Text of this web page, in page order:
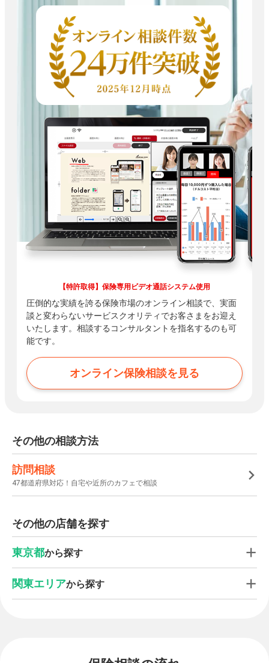
【特許取得】保険専用ビデオ通話システム使用
圧倒的な実績を誇る保険市場のオンライン相談で、実面
談と変わらないサービスクオリティでお客さまをお迎え
いたします。相談するコンサルタントを指名するのも可
能です。
オンライン保険相談を見る
その他の相談方法
訪問相談
47都道府県対応！自宅や近所のカフェで相談
その他の店舗を探す
東京都から探す
関東エリアから探す